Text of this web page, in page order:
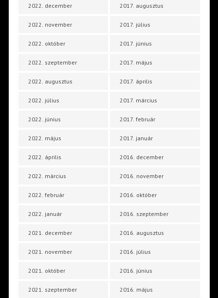
2022. december
2022. november
2022. október
2022. szeptember
2022. augusztus
2022. július
2022. június
2022. május
2022. április
2022. március
2022. február
2022. január
2021. december
2021. november
2021. október
2021. szeptember
2017. augusztus
2017. július
2017. június
2017. május
2017. április
2017. március
2017. február
2017. január
2016. december
2016. november
2016. október
2016. szeptember
2016. augusztus
2016. július
2016. június
2016. május